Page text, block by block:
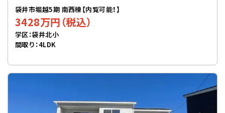
袋井市堀越5期 南西棟【内覧可能！】
3428万円（税込）
学区：袋井北小
間取り：4LDK